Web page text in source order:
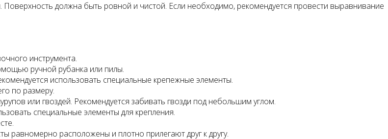
должна быть ровной и чистой. Если необходимо, рекомендуется провести выравнивание
инструмента.
ручной рубанка или пилы.
использовать специальные крепежные элементы.
по размеру.
или гвоздей. Рекомендуется забивать гвозди под небольшим углом.
специальные элементы для крепления.
расположены и плотно прилегают друг к другу.